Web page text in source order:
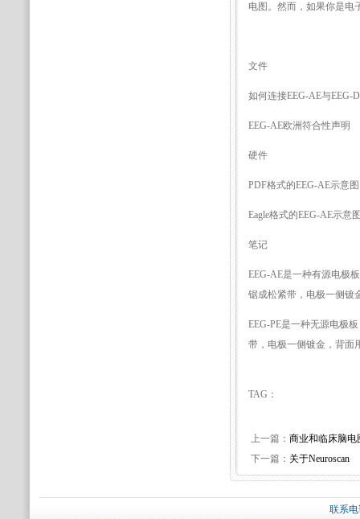
电图。然而，如果你是电
文件
如何连接EEG-AE与EEG-
EEG-AE欧洲符合性声明
硬件
PDF格式的EEG-AE示意图
Eagle格式的EEG-AE示意
笔记
EEG-AE是一种有源电极
锯成松紧带，电极一侧镀
EEG-PE是一种无源电极
带，电极一侧镀金，背面
TAG：
上一篇： 商业和临床脑电
下一篇： 关于Neuroscan
联系